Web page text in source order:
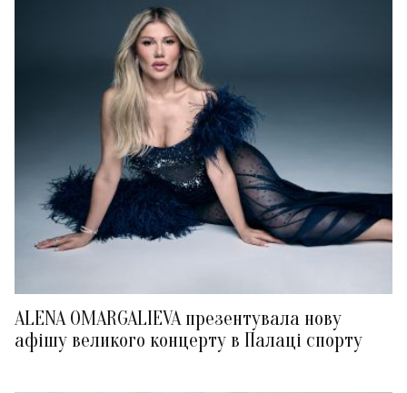
ALENA OMARGALIEVA презентувала нову
афішу великого концерту в Палаці спорту